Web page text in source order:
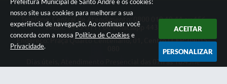
nosso site usa cookies para melhorar a sua
experiência de navegação. Ao continuar você
concorda com a nossa Política de Cookies e
Privacidade.
ACEITAR
PERSONALIZAR
Telefone: Central de Atendimento: 0800 019 19 44 ou 156
PABX: 4433-0111 ou Whatsapp 4433-0123
Endereço: Praça Quarto Centenário, 01, Centro | CEP: 09015-
Dias úteis, Atendimento Presencial das 07h as 18:45he